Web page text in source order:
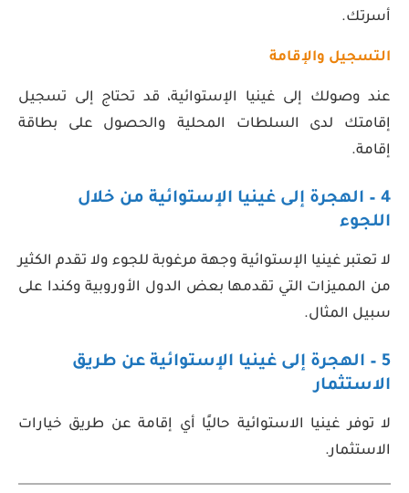
أسرتك.
التسجيل والإقامة
عند وصولك إلى غينيا الإستوائية، قد تحتاج إلى تسجيل
إقامتك لدى السلطات المحلية والحصول على بطاقة
إقامة.
4 – الهجرة إلى غينيا الإستوائية من خلال
اللجوء
لا تعتبر غينيا الإستوائية وجهة مرغوبة للجوء ولا تقدم الكثير
من المميزات التي تقدمها بعض الدول الأوروبية وكندا على
سبيل المثال.
5 – الهجرة إلى غينيا الإستوائية عن طريق
الاستثمار
لا توفر غينيا الاستوائية حاليًا أي إقامة عن طريق خيارات
الاستثمار.